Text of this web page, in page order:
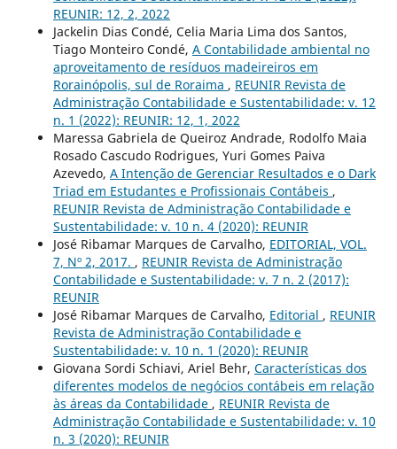
REUNIR: 12, 2, 2022
Jackelin Dias Condé, Celia Maria Lima dos Santos,
Tiago Monteiro Condé, A Contabilidade ambiental no
aproveitamento de resíduos madeireiros em
Rorainópolis, sul de Roraima , REUNIR Revista de
Administração Contabilidade e Sustentabilidade: v. 12
n. 1 (2022): REUNIR: 12, 1, 2022
Maressa Gabriela de Queiroz Andrade, Rodolfo Maia
Rosado Cascudo Rodrigues, Yuri Gomes Paiva
Azevedo, A Intenção de Gerenciar Resultados e o Dark
Triad em Estudantes e Profissionais Contábeis ,
REUNIR Revista de Administração Contabilidade e
Sustentabilidade: v. 10 n. 4 (2020): REUNIR
José Ribamar Marques de Carvalho, EDITORIAL, VOL.
7, Nº 2, 2017. , REUNIR Revista de Administração
Contabilidade e Sustentabilidade: v. 7 n. 2 (2017):
REUNIR
José Ribamar Marques de Carvalho, Editorial , REUNIR
Revista de Administração Contabilidade e
Sustentabilidade: v. 10 n. 1 (2020): REUNIR
Giovana Sordi Schiavi, Ariel Behr, Características dos
diferentes modelos de negócios contábeis em relação
às áreas da Contabilidade , REUNIR Revista de
Administração Contabilidade e Sustentabilidade: v. 10
n. 3 (2020): REUNIR